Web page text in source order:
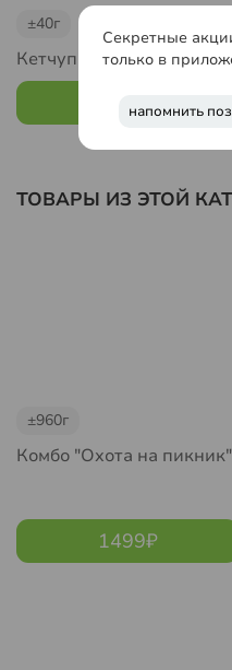
±40г
Кетчуп
60₽
ТОВАРЫ ИЗ ЭТОЙ
±960г
Комбо "Охота на пикник"
1499₽
Секретные
только в
напомнить